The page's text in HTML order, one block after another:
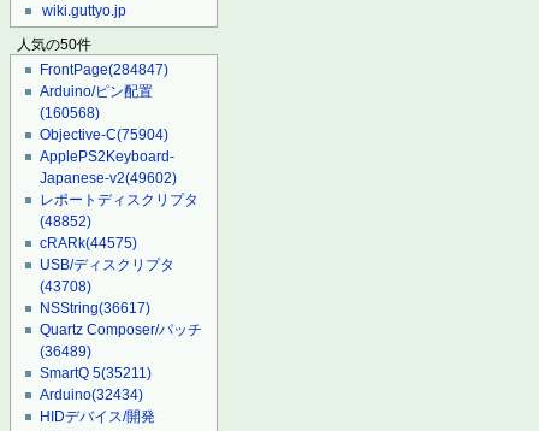
wiki.guttyo.jp
人気の50件
FrontPage(284847)
Arduino/ピン配置
(160568)
Objective-C(75904)
ApplePS2Keyboard-
Japanese-v2(49602)
レポートディスクリプタ
(48852)
cRARk(44575)
USB/ディスクリプタ
(43708)
NSString(36617)
Quartz Composer/パッチ
(36489)
SmartQ 5(35211)
Arduino(32434)
HIDデバイス/開発